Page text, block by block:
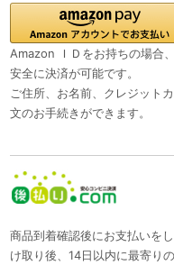
Amazon ＩＤをお持ちの場合
安全に決済が可能です。
ご住所、お名前、クレジット
文のお手続きができます。
商品到着確認後にお支払いを
け取り後、14日以内に最寄り